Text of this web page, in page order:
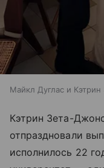
Майкл Дуглас и
Кэтрин Зета-
отпраздновали
исполнилось 22